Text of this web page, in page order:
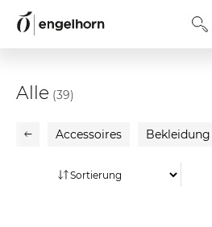
Alle (39)
Accessoires Bekleidung